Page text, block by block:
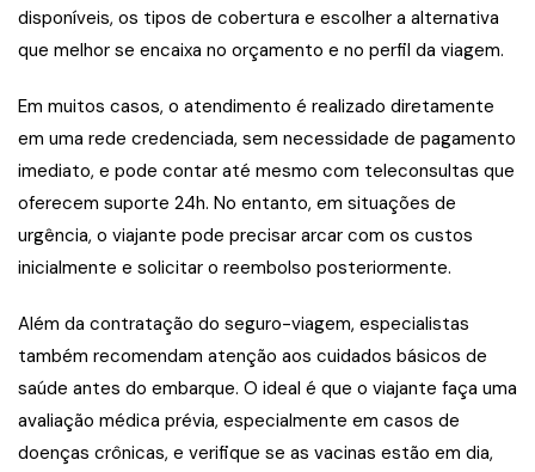
disponíveis, os tipos de cobertura e escolher a alternativa
que melhor se encaixa no orçamento e no perfil da viagem.
Em muitos casos, o atendimento é realizado diretamente
em uma rede credenciada, sem necessidade de pagamento
imediato, e pode contar até mesmo com teleconsultas que
oferecem suporte 24h. No entanto, em situações de
urgência, o viajante pode precisar arcar com os custos
inicialmente e solicitar o reembolso posteriormente.
Além da contratação do seguro-viagem, especialistas
também recomendam atenção aos cuidados básicos de
saúde antes do embarque. O ideal é que o viajante faça uma
avaliação médica prévia, especialmente em casos de
doenças crônicas, e verifique se as vacinas estão em dia,